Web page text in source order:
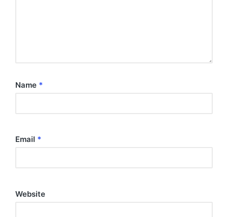
Name *
Email *
Website